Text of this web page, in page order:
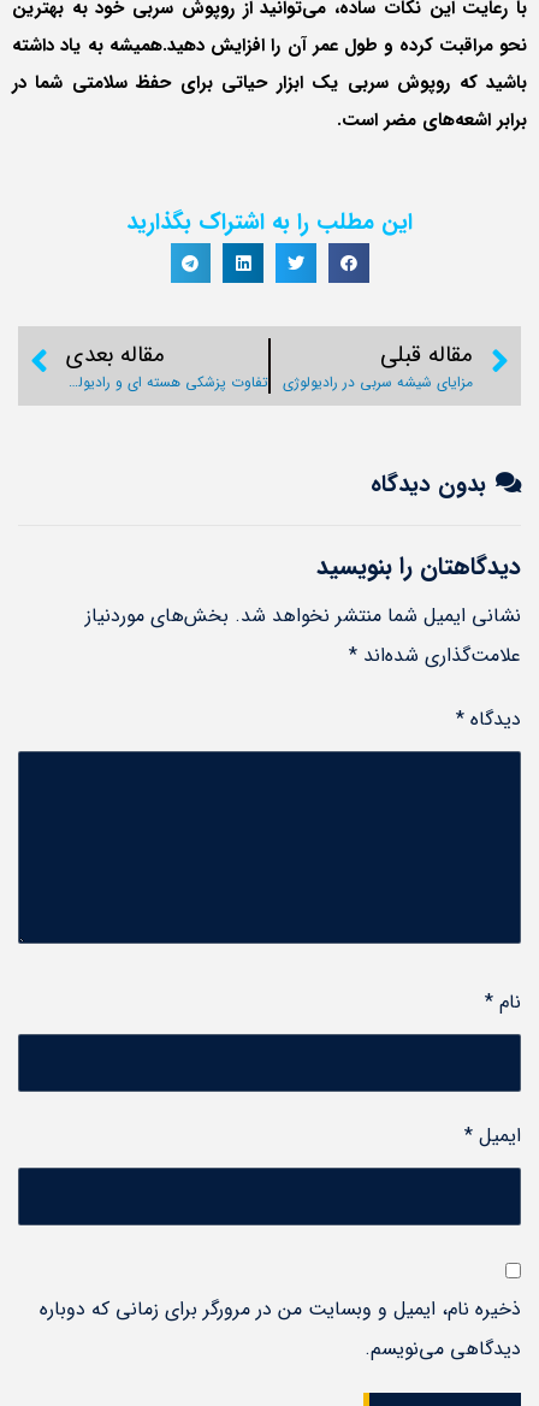
با رعایت این نکات ساده، می‌توانید از روپوش سربی خود به بهترین
نحو مراقبت کرده و طول عمر آن را افزایش دهید.همیشه به یاد داشته
باشید که روپوش سربی یک ابزار حیاتی برای حفظ سلامتی شما در
برابر اشعه‌های مضر است.
این مطلب را به اشتراک بگذارید
مقاله قبلی
مزایای شیشه سربی در رادیولوژی
مقاله بعدی
تفاوت پزشکی هسته ای و رادیولوژی
بدون دیدگاه
دیدگاهتان را بنویسید
نشانی ایمیل شما منتشر نخواهد شد. بخش‌های موردنیاز
علامت‌گذاری شده‌اند *
دیدگاه *
نام *
ایمیل *
ذخیره نام، ایمیل و وبسایت من در مرورگر برای زمانی که دوباره
دیدگاهی می‌نویسم.